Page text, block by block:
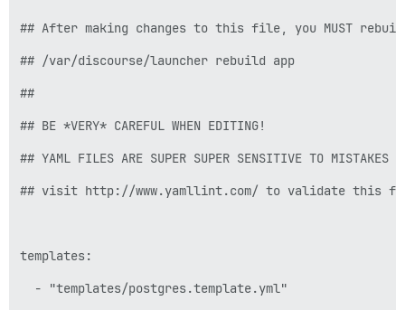
CONTAINER ID   IMAGE                 COMMAND
706f63d5ced8   local_discourse/app   "/sbin/boot"
Discourse container app is running
- git clone https://github.com/discourse/
## After making changes to this file, you MUST
## /var/discourse/launcher rebuild app
##
## BE *VERY* CAREFUL WHEN EDITING!
## YAML FILES ARE SUPER SUPER SENSITIVE TO MISTAKES
## visit http://www.yamllint.com/ to validate this
templates:
  - "templates/postgres.template.yml"